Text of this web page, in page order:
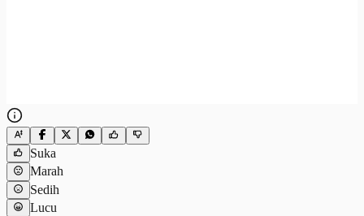
Suka
Marah
Sedih
Lucu